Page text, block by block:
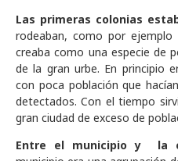
Las primeras colonias
rodeaban, como por
creaba como una especie de
de la gran urbe. En principio
con poca población que
detectados. Con el tiempo
gran ciudad de exceso de
Entre el municipio y la